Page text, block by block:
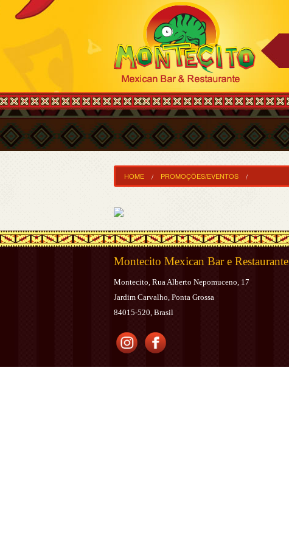
HOME PROMOÇÕES/EVENTOS
Montecito Mexican Bar e Restaurante
Montecito, Rua Alberto Nepomuceno, 17
Jardim Carvalho, Ponta Grossa
84015-520, Brasil